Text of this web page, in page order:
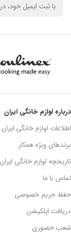
درباره لوازم خانگی ایران
اطلاعات لوازم خانگی ایران
برندهای ویژه همکار
تاریخچه لوازم خانگی ایران
تماس با ما
حفظ حریم خصوصی
دریافت اپلکیشن
شعب حضوری